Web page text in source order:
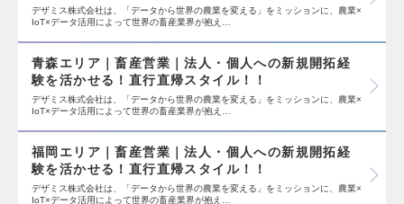
デザミス株式会社は、「データから世界の農業を変える」をミッションに、農業×
IoT×データ活用によって世界の畜産業界が抱え…
青森エリア｜畜産営業｜法人・個人への新規開拓経
験を活かせる！直行直帰スタイル！！
デザミス株式会社は、「データから世界の農業を変える」をミッションに、農業×
IoT×データ活用によって世界の畜産業界が抱え…
福岡エリア｜畜産営業｜法人・個人への新規開拓経
験を活かせる！直行直帰スタイル！！
デザミス株式会社は、「データから世界の農業を変える」をミッションに、農業×
IoT×データ活用によって世界の畜産業界が抱え…